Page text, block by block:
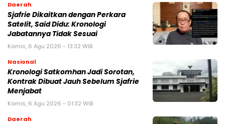
Daerah
Sjafrie Dikaitkan dengan Perkara
Satelit, Said Didu: Kronologi
Jabatannya Tidak Sesuai
Kamis, 6 Agu 2026 - 13:32 WIB
Nasional
Kronologi Satkomhan Jadi Sorotan,
Kontrak Dibuat Jauh Sebelum Sjafrie
Menjabat
Kamis, 6 Agu 2026 - 01:32 WIB
Daerah